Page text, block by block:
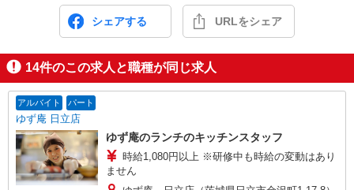
シェアする URLをシェア
14件のこの求人と職種が同じ求人
アルバイト パート
ゆず庵 日立店
ゆず庵のランチのキッチンスタッフ
時給1,080円以上 ※研修中も時給の変動はあり
ません